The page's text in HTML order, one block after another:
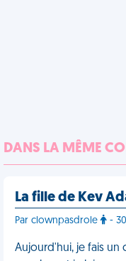
DANS LA MÊME
La fille de Kev
Par clownpasdrole -
Aujourd'hui, je fais un